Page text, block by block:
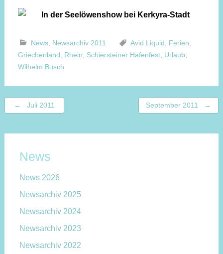
News, Newsarchiv 2011 Avid Liquid Ferien
Griechenland
Rhein Schiersteiner Hafenfest, Urlaub
Wilhelm Busch
Beitragsnavigation
← Juli 2011 September 2011 →
News
News 2026
Newsarchiv 2025
Newsarchiv 2024
Newsarchiv 2023
Newsarchiv 2022